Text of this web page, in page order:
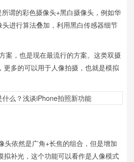
谓的彩色摄像头+黑白摄像头，例如华
进行算法叠加，利用黑白传感器细节
案，也是现在最流行的方案。这类双摄
更多的可以用于人像拍摄，也就是模拟
依然是广角+长焦的组合，但是增加
拟补光，这个功能可以看作是人像模式